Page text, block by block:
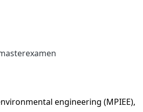
engineering (MPIEE),